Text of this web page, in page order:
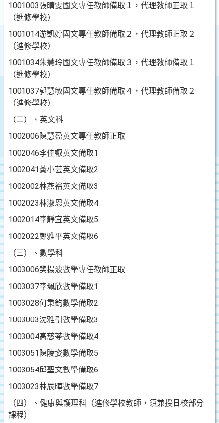
1001003張晴雯國文專任教師備取１，代理教師正取１
（進修學校）
1001014游凱婷國文專任教師備取２，代理教師正取２
（進修學校）
1001034朱慧玲國文專任教師備取３，代理教師備取１
（進修學校）
1001037郭慧敏國文專任教師備取４，代理教師備取２
（進修學校）
（二）、英文科
1002006陳慧盈英文專任教師正取
1002046李佳叡英文備取1
1002041黃小芸英文備取2
1002002林燕裕英文備取3
1002023林淑恩英文備取4
1002014李靜宜英文備取5
1002022鄭雅平英文備取6
（三）、數學科
1003006樊揚波數學專任教師正取
1003037李珮欣數學備取1
1003028何秉鈞數學備取2
1003003沈雅引 數學備取3
1003004高慈苓數學備取4
1003051 陳陵姿數學備取5
1003054邱聖文數學備取6
1003023林辰曄數學備取7
（四）、健康與護理科（進修學校教師，須兼授日校部分
課程）